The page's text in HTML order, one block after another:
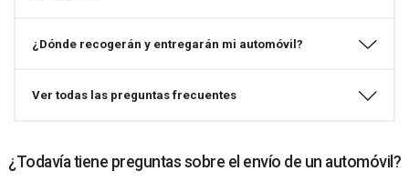
¿Dónde recogerán y entregarán mi automóvil?
Ver todas las preguntas frecuentes
¿Todavía tiene preguntas sobre el envío de un automóvil?